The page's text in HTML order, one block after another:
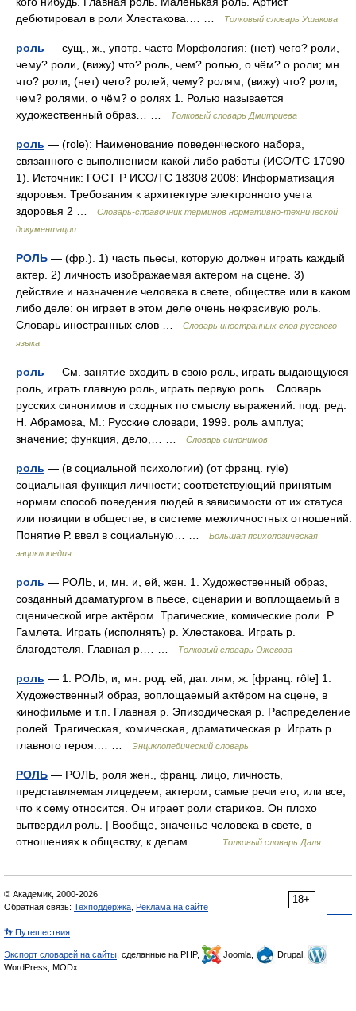
дебютировал в роли Хлестакова.… …
Толковый словарь Ушакова
роль — сущ., ж., употр. часто Морфология: (нет) чего? роли,
чему? роли, (вижу) что? роль, чем? ролью, о чём? о роли; мн.
что? роли, (нет) чего? ролей, чему? ролям, (вижу) что? роли,
чем? ролями, о чём? о ролях 1. Ролью называется
художественный образ… …
Толковый словарь Дмитриева
роль — (role): Наименование поведенческого набора,
связанного с выполнением какой либо работы (ИСО/ТС 17090
1). Источник: ГОСТ Р ИСО/ТС 18308 2008: Информатизация
здоровья. Требования к архитектуре электронного учета
здоровья 2 …
Словарь-справочник терминов нормативно-технической
документации
РОЛЬ — (фр.). 1) часть пьесы, которую должен играть каждый
актер. 2) личность изображаемая актером на сцене. 3)
действие и назначение человека в свете, обществе или в каком
либо деле: он играет в этом деле очень некрасивую роль.
Словарь иностранных слов …
Словарь иностранных слов русского
языка
роль — См. занятие входить в свою роль, играть выдающуюся
роль, играть главную роль, играть первую роль... Словарь
русских синонимов и сходных по смыслу выражений. под. ред.
Н. Абрамова, М.: Русские словари, 1999. роль амплуа;
значение; функция, дело,… …
Словарь синонимов
роль — (в социальной психологии) (от франц. rуle)
социальная функция личности; соответствующий принятым
нормам способ поведения людей в зависимости от их статуса
или позиции в обществе, в системе межличностных отношений.
Понятие Р. ввел в социальную… …
Большая психологическая
энциклопедия
роль — РОЛЬ, и, мн. и, ей, жен. 1. Художественный образ,
созданный драматургом в пьесе, сценарии и воплощаемый в
сценической игре актёром. Трагические, комические роли. Р.
Гамлета. Играть (исполнять) р. Хлестакова. Играть р.
благодетеля. Главная р.… …
Толковый словарь Ожегова
роль — 1. РОЛЬ, и; мн. род. ей, дат. лям; ж. [франц. rôle] 1.
Художественный образ, воплощаемый актёром на сцене, в
кинофильме и т.п. Главная р. Эпизодическая р. Распределение
ролей. Трагическая, комическая, драматическая р. Играть р.
главного героя.… …
Энциклопедический словарь
РОЛЬ — РОЛЬ, роля жен., франц. лицо, личность,
представляемая лицедеем, актером, самые речи его, или все,
что к сему относится. Он играет роли стариков. Он плохо
вытвердил роль. | Вообще, значенье человека в свете, в
отношениях к обществу, к делам… …
Толковый словарь Даля
18+
© Академик, 2000-2026
Обратная связь: Техподдержка Реклама на сайте
👣 Путешествия
Экспорт словарей на сайты , сделанные на PHP, Joomla,
Drupal,
WordPress, MODx.